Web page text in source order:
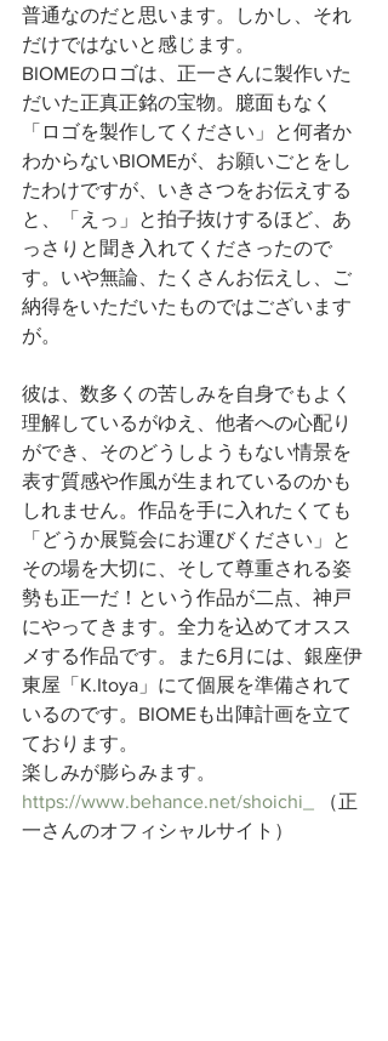
普通なのだと思います。しかし、それ
だけではないと感じます。
BIOMEのロゴは、正一さんに製作いた
だいた正真正銘の宝物。臆面もなく
「ロゴを製作してください」と何者か
わからないBIOMEが、お願いごとをし
たわけですが、いきさつをお伝えする
と、「えっ」と拍子抜けするほど、あ
っさりと聞き入れてくださったので
す。いや無論、たくさんお伝えし、ご
納得をいただいたものではございます
が。
彼は、数多くの苦しみを自身でもよく
理解しているがゆえ、他者への心配り
ができ、そのどうしようもない情景を
表す質感や作風が生まれているのかも
しれません。作品を手に入れたくても
「どうか展覧会にお運びください」と
その場を大切に、そして尊重される姿
勢も正一だ！という作品が二点、神戸
にやってきます。全力を込めてオスス
メする作品です。また6月には、銀座伊
東屋「K.Itoya」にて個展を準備されて
いるのです。BIOMEも出陣計画を立て
ております。
楽しみが膨らみます。
https://www.behance.net/shoichi_
（正
一さんのオフィシャルサイト）